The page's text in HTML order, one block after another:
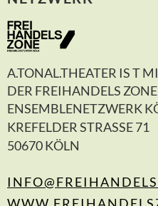
A.TONAL.THEATER IS T
DER FREIHANDELS
ENSEMBLENETZWERK
KREFELDER STRASSE 71
50670 KÖLN